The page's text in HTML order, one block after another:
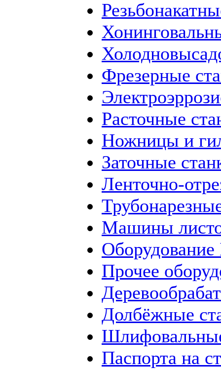
Фрезерные
Расточные
Ножницы и
Заточные
Ленточно-
Машины
Прочее
Долбёжные
Паспорта на